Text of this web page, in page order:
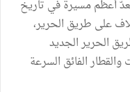
أعظم مسيرة في تاريخ
على طريق الحرير،
الحرير الجديد
الفائق السرعة